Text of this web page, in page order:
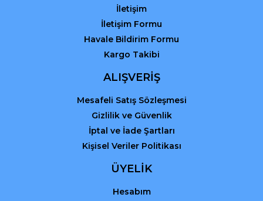
Gönder
İletişim
İletişim Formu
Havale Bildirim Formu
Kargo Takibi
ALIŞVERİŞ
Mesafeli Satış Sözleşmesi
Gizlilik ve Güvenlik
İptal ve İade Şartları
Kişisel Veriler Politikası
ÜYELİK
Hesabım